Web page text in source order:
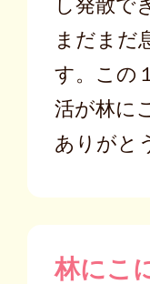
し発散で
まだまだ
す。この
活が林に
ありがと
林にこ